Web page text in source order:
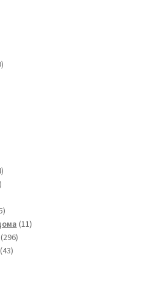
79
84
товара
5
товаров
1111
296296
4343